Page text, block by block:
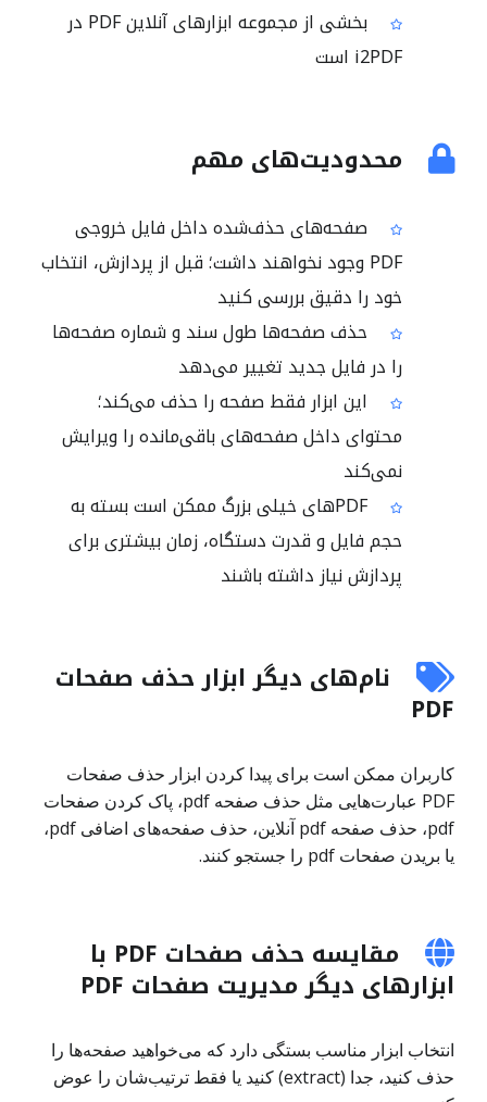
بخشی از مجموعه ابزارهای آنلاین PDF در
i2PDF است
محدودیت‌های مهم
صفحه‌های حذف‌شده داخل فایل خروجی
PDF وجود نخواهند داشت؛ قبل از پردازش، انتخاب
خود را دقیق بررسی کنید
حذف صفحه‌ها طول سند و شماره صفحه‌ها
را در فایل جدید تغییر می‌دهد
این ابزار فقط صفحه را حذف می‌کند؛
محتوای داخل صفحه‌های باقی‌مانده را ویرایش
نمی‌کند
PDFهای خیلی بزرگ ممکن است بسته به
حجم فایل و قدرت دستگاه، زمان بیشتری برای
پردازش نیاز داشته باشند
نام‌های دیگر ابزار حذف صفحات
PDF
کاربران ممکن است برای پیدا کردن ابزار حذف صفحات
PDF عبارت‌هایی مثل حذف صفحه pdf، پاک کردن صفحات
pdf، حذف صفحه pdf آنلاین، حذف صفحه‌های اضافی pdf،
یا بریدن صفحات pdf را جستجو کنند.
مقایسه حذف صفحات PDF با
ابزارهای دیگر مدیریت صفحات PDF
انتخاب ابزار مناسب بستگی دارد که می‌خواهید صفحه‌ها را
حذف کنید، جدا (extract) کنید یا فقط ترتیب‌شان را عوض